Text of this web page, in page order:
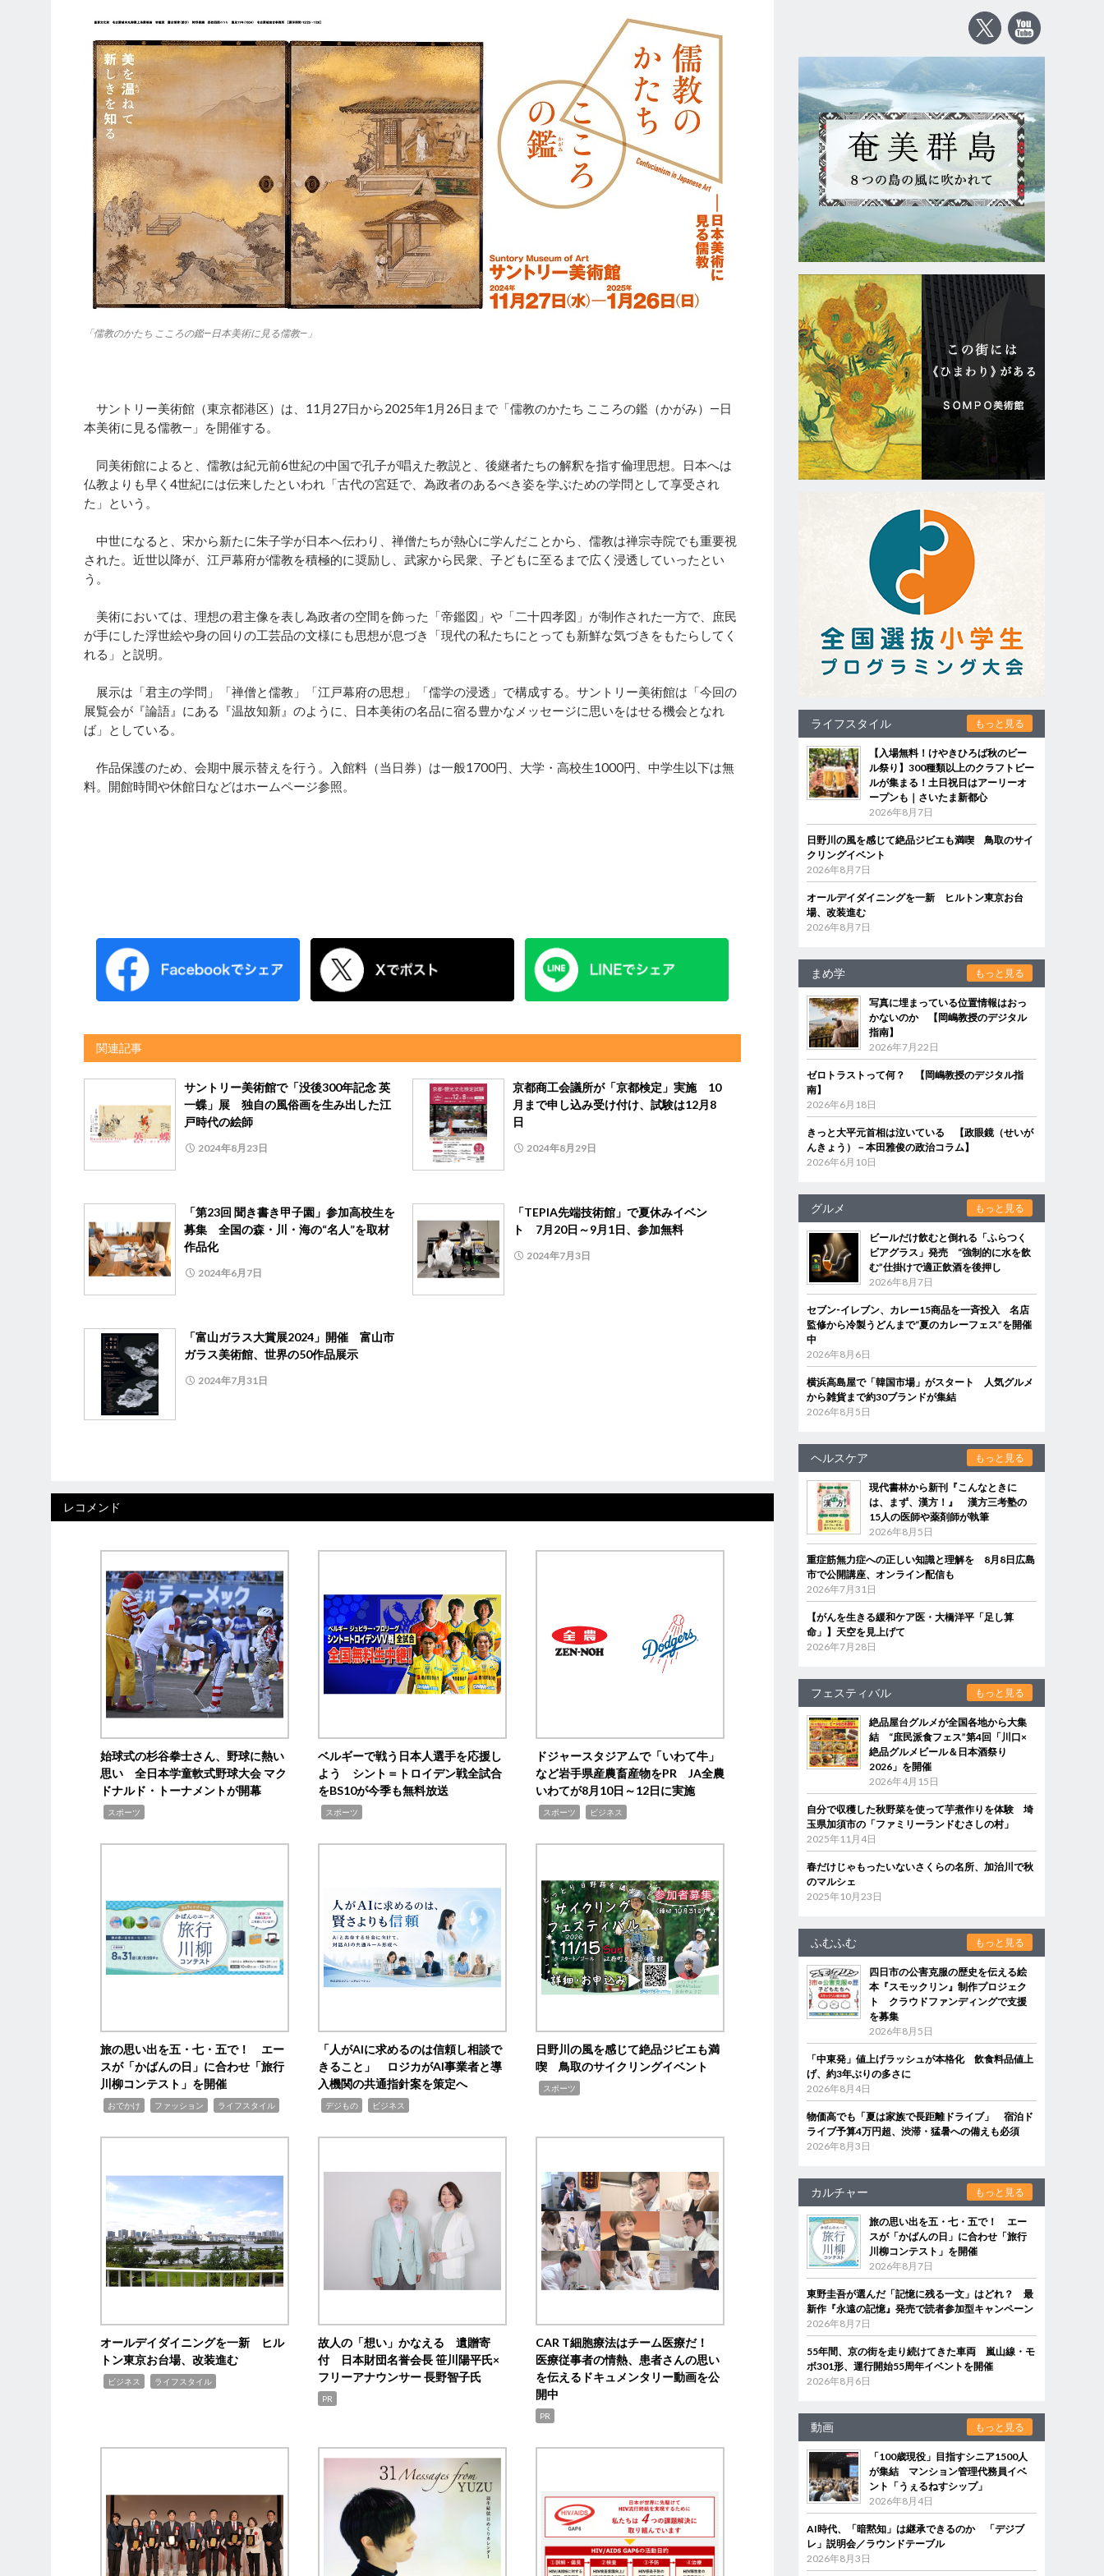
「儒教のかたち こころの鑑―日本美術に見る儒教―」
サントリー美術館（東京都港区）は、11月27日から2025年1月26日まで「儒教のかたち こころの鑑（かがみ）―日
本美術に見る儒教―」を開催する。
同美術館によると、儒教は紀元前6世紀の中国で孔子が唱えた教説と、後継者たちの解釈を指す倫理思想。日本へは
仏教よりも早く4世紀には伝来したといわれ「古代の宮廷で、為政者のあるべき姿を学ぶための学問として享受され
た」という。
中世になると、宋から新たに朱子学が日本へ伝わり、禅僧たちが熱心に学んだことから、儒教は禅宗寺院でも重要視
された。近世以降が、江戸幕府が儒教を積極的に奨励し、武家から民衆、子どもに至るまで広く浸透していったとい
う。
美術においては、理想の君主像を表し為政者の空間を飾った「帝鑑図」や「二十四孝図」が制作された一方で、庶民
が手にした浮世絵や身の回りの工芸品の文様にも思想が息づき「現代の私たちにとっても新鮮な気づきをもたらしてく
れる」と説明。
展示は「君主の学問」「禅僧と儒教」「江戸幕府の思想」「儒学の浸透」で構成する。サントリー美術館は「今回の
展覧会が『論語』にある『温故知新』のように、日本美術の名品に宿る豊かなメッセージに思いをはせる機会となれ
ば」としている。
作品保護のため、会期中展示替えを行う。入館料（当日券）は一般1700円、大学・高校生1000円、中学生以下は無
料。開館時間や休館日などはホームページ参照。
関連記事
サントリー美術館で「没後300年記念 英
一蝶」展 独自の風俗画を生み出した江
戸時代の絵師
2024年8月23日
京都商工会議所が「京都検定」実施 10
月まで申し込み受け付け、試験は12月8
日
2024年8月29日
「第23回 聞き書き甲子園」参加高校生を
募集 全国の森・川・海の“名人”を取材
作品化
2024年6月7日
「TEPIA先端技術館」で夏休みイベン
ト 7月20日～9月1日、参加無料
2024年7月3日
「富山ガラス大賞展2024」開催 富山市
ガラス美術館、世界の50作品展示
2024年7月31日
レコメンド
始球式の杉谷拳士さん、野球に熱い
思い 全日本学童軟式野球大会 マク
ドナルド・トーナメントが開幕
スポーツ
ベルギーで戦う日本人選手を応援し
よう シント＝トロイデン戦全試合
をBS10が今季も無料放送
スポーツ
ドジャースタジアムで「いわて牛」
など岩手県産農畜産物をPR JA全農
いわてが8月10日～12日に実施
スポーツ ビジネス
旅の思い出を五・七・五で！ エー
スが「かばんの日」に合わせ「旅行
川柳コンテスト」を開催
おでかけ ファッション ライフスタイル
「人がAIに求めるのは信頼し相談で
きること」 ロジカがAI事業者と導
入機関の共通指針案を策定へ
デジもの ビジネス
日野川の風を感じて絶品ジビエも満
喫 鳥取のサイクリングイベント
スポーツ
オールデイダイニングを一新 ヒル
トン東京お台場、改装進む
ビジネス ライフスタイル
故人の「想い」かなえる 遺贈寄
付 日本財団名誉会長 笹川陽平氏×
フリーアナウンサー 長野智子氏
PR
CAR T細胞療法はチーム医療だ！
医療従事者の情熱、患者さんの思い
を伝えるドキュメンタリー動画を公
開中
PR
ライフスタイル もっと見る
【入場無料！けやきひろば秋のビー
ル祭り】300種類以上のクラフトビー
ルが集まる！土日祝日はアーリーオ
ープンも｜さいたま新都心
2026年8月7日
日野川の風を感じて絶品ジビエも満喫 鳥取のサイ
クリングイベント
2026年8月7日
オールデイダイニングを一新 ヒルトン東京お台
場、改装進む
2026年8月7日
まめ学 もっと見る
写真に埋まっている位置情報はおっ
かないのか 【岡嶋教授のデジタル
指南】
2026年7月22日
ゼロトラストって何？ 【岡嶋教授のデジタル指
南】
2026年6月18日
きっと大平元首相は泣いている 【政眼鏡（せいが
んきょう）－本田雅俊の政治コラム】
2026年6月10日
グルメ もっと見る
ビールだけ飲むと倒れる「ふらつく
ビアグラス」発売 “強制的に水を飲
む”仕掛けで適正飲酒を後押し
2026年8月7日
セブン‐イレブン、カレー15商品を一斉投入 名店
監修から冷製うどんまで“夏のカレーフェス”を開催
中
2026年8月6日
横浜高島屋で「韓国市場」がスタート 人気グルメ
から雑貨まで約30ブランドが集結
2026年8月5日
ヘルスケア もっと見る
現代書林から新刊『こんなときに
は、まず、漢方！』 漢方三考塾の
15人の医師や薬剤師が執筆
2026年8月5日
重症筋無力症への正しい知識と理解を 8月8日広島
市で公開講座、オンライン配信も
2026年7月31日
【がんを生きる緩和ケア医・大橋洋平「足し算
命」】天空を見上げて
2026年7月28日
フェスティバル もっと見る
絶品屋台グルメが全国各地から大集
結 “庶民派食フェス”第4回「川口×
絶品グルメビール＆日本酒祭り
2026」を開催
2026年4月15日
自分で収穫した秋野菜を使って芋煮作りを体験 埼
玉県加須市の「ファミリーランドむさしの村」
2025年11月4日
春だけじゃもったいないさくらの名所、加治川で秋
のマルシェ
2025年10月23日
ふむふむ もっと見る
四日市の公害克服の歴史を伝える絵
本『スモックリン』制作プロジェク
ト クラウドファンディングで支援
を募集
2026年8月5日
「中東発」値上げラッシュが本格化 飲食料品値上
げ、約3年ぶりの多さに
2026年8月4日
物価高でも「夏は家族で長距離ドライブ」 宿泊ド
ライブ予算4万円超、渋滞・猛暑への備えも必須
2026年8月3日
カルチャー もっと見る
旅の思い出を五・七・五で！ エー
スが「かばんの日」に合わせ「旅行
川柳コンテスト」を開催
2026年8月7日
東野圭吾が選んだ「記憶に残る一文」はどれ？ 最
新作『永遠の記憶』発売で読者参加型キャンペーン
2026年8月7日
55年間、京の街を走り続けてきた車両 嵐山線・モ
ボ301形、運行開始55周年イベントを開催
2026年8月6日
動画 もっと見る
「100歳現役」目指すシニア1500人
が集結 マンション管理代務員イベ
ント「うぇるねすシップ」
2026年8月4日
AI時代、「暗黙知」は継承できるのか 「デジブ
レ」説明会／ラウンドテーブル
2026年8月3日